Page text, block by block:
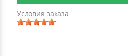
Условия заказа